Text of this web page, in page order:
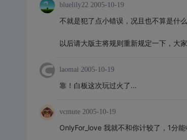
bluelily22 2005-10-19
不就是犯了点小错误，况且也不算是什
以后请大版主将规则重新规定一下，大
laomai 2005-10-19
靠！白板这次玩过火了...
vcmute 2005-10-19
OnlyFor_love 我就不和你计较了，1分能